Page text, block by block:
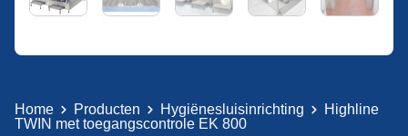
Home Producten Hygiënesluisinrichting
Highline
TWIN met toegangscontrole EK 800